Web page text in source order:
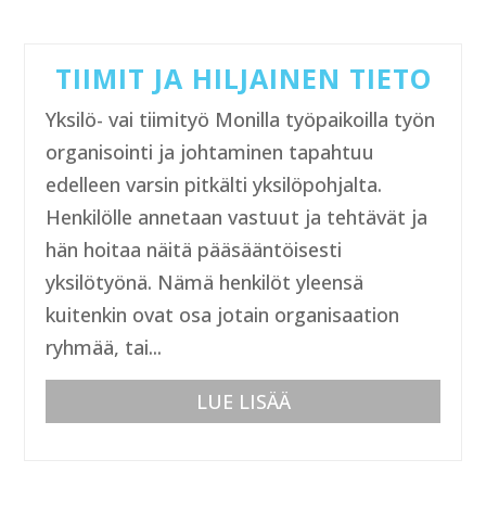
TIIMIT JA HILJAINEN TIETO
Yksilö- vai tiimityö Monilla työpaikoilla työn
organisointi ja johtaminen tapahtuu
edelleen varsin pitkälti yksilöpohjalta.
Henkilölle annetaan vastuut ja tehtävät ja
hän hoitaa näitä pääsääntöisesti
yksilötyönä. Nämä henkilöt yleensä
kuitenkin ovat osa jotain organisaation
ryhmää, tai...
LUE LISÄÄ